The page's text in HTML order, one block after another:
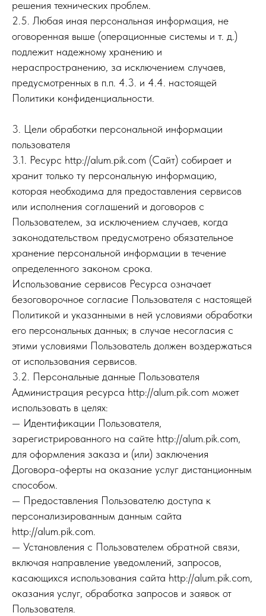
решения технических проблем.
2.5. Любая иная персональная информация, не
оговоренная выше (операционные системы и т. д.)
подлежит надежному хранению и
нераспространению, за исключением случаев,
предусмотренных в п.п. 4.3. и 4.4. настоящей
Политики конфиденциальности.
3. Цели обработки персональной информации
пользователя
3.1. Ресурс http://alum.pik.com (Сайт) собирает и
хранит только ту персональную информацию,
которая необходима для предоставления сервисов
или исполнения соглашений и договоров с
Пользователем, за исключением случаев, когда
законодательством предусмотрено обязательное
хранение персональной информации в течение
определенного законом срока.
Использование сервисов Ресурса означает
безоговорочное согласие Пользователя с настоящей
Политикой и указанными в ней условиями обработки
его персональных данных; в случае несогласия с
этими условиями Пользователь должен воздержаться
от использования сервисов.
3.2. Персональные данные Пользователя
Администрация ресурса http://alum.pik.com может
использовать в целях:
— Идентификации Пользователя,
зарегистрированного на сайте http://alum.pik.com,
для оформления заказа и (или) заключения
Договора-оферты на оказание услуг дистанционным
способом.
— Предоставления Пользователю доступа к
персонализированным данным сайта
http://alum.pik.com.
— Установления с Пользователем обратной связи,
включая направление уведомлений, запросов,
касающихся использования сайта http://alum.pik.com,
оказания услуг, обработка запросов и заявок от
Пользователя.